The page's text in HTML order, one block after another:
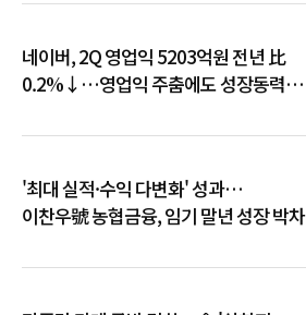
네이버, 2Q 영업익 5203억원 전년 比
0.2%↓…영업익 주춤에도 성장동력
'최대 실적·수익 다변화' 성과…
이찬우號 농협금융, 임기 말년 성장 박차